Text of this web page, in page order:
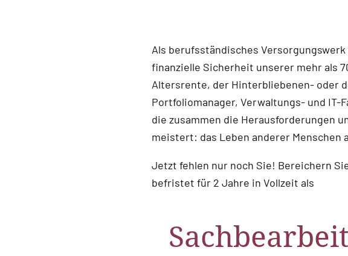
Als berufsständisches
finanzielle Sicherheit unserer mehr als
Altersrente, der Hinterbliebenen- oder
Portfoliomanager, Verwaltungs- und IT-
die zusammen die Herausforderungen
meistert: das Leben anderer Menschen
Jetzt fehlen nur noch Sie! Bereichern
befristet für 2 Jahre in Vollzeit als